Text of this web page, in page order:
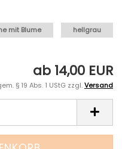
mit Blume hellgrau
ab 14,00 EUR
§ 19 Abs. 1 UStG zzgl.Versand